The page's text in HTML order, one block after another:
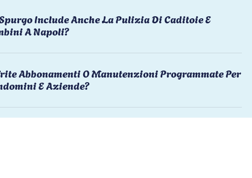
Include Anche La Pulizia Di Caditoie E
A Napoli?
Abbonamenti O Manutenzioni Programmate Per
E Aziende?